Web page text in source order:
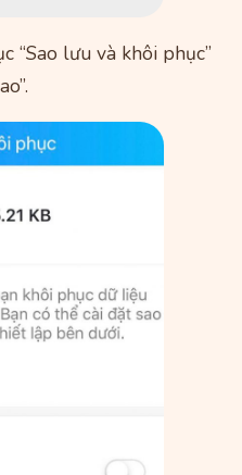
“Sao lưu và khôi phục”